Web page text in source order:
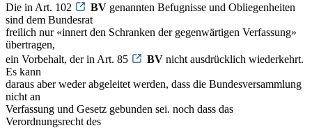
Die in Art. 102
BV genannten Befugnisse und Obliegenheiten
sind dem Bundesrat
freilich nur «innert den Schranken der gegenwärtigen Verfassung»
übertragen,
ein Vorbehalt, der in Art. 85
BV nicht ausdrücklich wiederkehrt.
Es kann
daraus aber weder abgeleitet werden, dass die Bundesversammlung
nicht an
Verfassung und Gesetz gebunden sei. noch dass das
Verordnungsrecht des